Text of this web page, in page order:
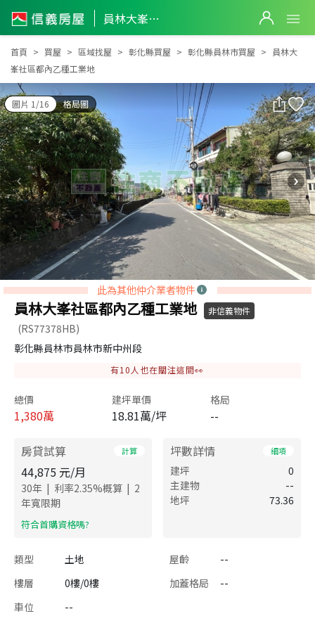
員林大峯社區都內乙種工業地
員林大峯社區都內乙種工業地
首頁 買屋 區域找屋 彰化縣買屋 彰化縣員林市買屋
員林大
峯社區都內乙種工業地
圖片 1/16 格局圖
此為其他仲介業者物件
員林大峯社區都內乙種工業地 非信義物件
(RS77378HB)
彰化縣員林市員林市新中州段
有10 人也在關注這間👀
總價
1,380萬
建坪單價
18.81萬/坪
格局
--
房貸試算 計算
44,875 元/月
30年 | 利率2.35%概算 | 2
年寬限期
​符合首購資格嗎?
坪數詳情 細項
建坪
0
主建物
--
地坪
73.36
類型 土地 屋齡
--
樓層
0樓/0樓 加蓋格局
--
車位
--